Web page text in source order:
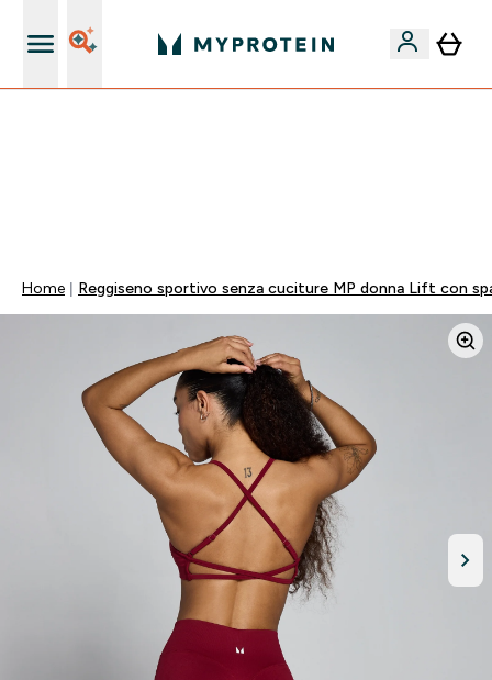
Home Reggiseno sportivo senza cuciture MP donna Lift con